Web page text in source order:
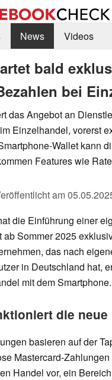
News Videos
bald
bei
das Angebot an
Einzelhandel, vorerst
Wallet kann
Features wie
am
die Einführung einer
ab Sommer 2025
das nach
in Deutschland hat,
mit dem Smartphone.
die neue
basieren auf der
Mastercard-
Handel vor, ein